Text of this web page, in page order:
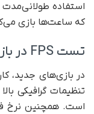
استفاده
که ساعت‌ها بازی
تست FPS در بازی‌های روز
است. همچنین نرخ